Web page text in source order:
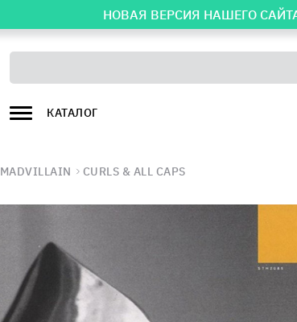
НОВАЯ ВЕРСИЯ НАШЕГО
КАТАЛОГ
MADVILLAIN CURLS & ALL CAPS